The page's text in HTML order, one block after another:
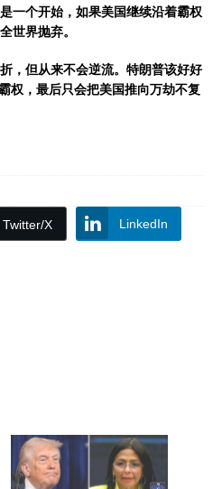
一个开始，如果美国继续沿着霸权
世界抛弃。
，但从来不会逆流。特朗普该好好
权，最后只会把美国推向万劫不复
Twitter/X LinkedIn